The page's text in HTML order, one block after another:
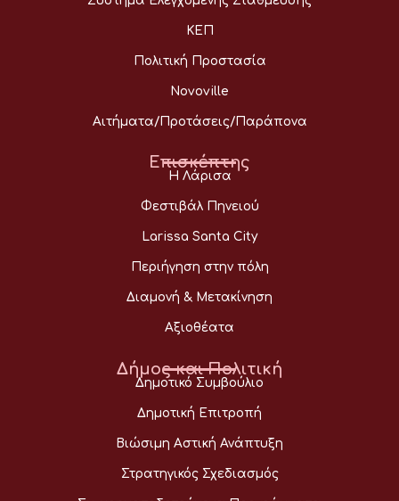
ΚΕΠ
Πολιτική Προστασία
Novoville
Αιτήματα/Προτάσεις/Παράπονα
Επισκέπτης
Η Λάρισα
Φεστιβάλ Πηνειού
Larissa Santa City
Περιήγηση στην πόλη
Διαμονή & Μετακίνηση
Αξιοθέατα
Δήμος και Πολιτική
Δημοτικό Συμβούλιο
Δημοτική Επιτροπή
Βιώσιμη Αστική Ανάπτυξη
Στρατηγικός Σχεδιασμός